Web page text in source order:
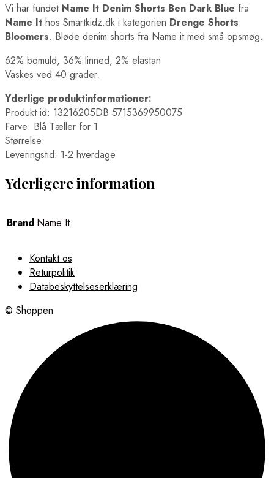
Vi har fundet Name It Denim Shorts Ben Dark Blue fra
Name It hos Smartkidz.dk i kategorien Drenge Shorts
Bloomers. Bløde denim shorts fra Name it med små opsmøg.
62% bomuld, 36% linned, 2% elastan
Vaskes ved 40 grader.
Yderlige produktinformationer:
Produkt id: 13216205DB 5715369950075
Farve: Blå Tæller for 1
Størrelse:
Leveringstid: 1-2 hverdage
Yderligere information
Brand Name It
Kontakt os
Returpolitik
Databeskyttelseserklæring
© Shoppen